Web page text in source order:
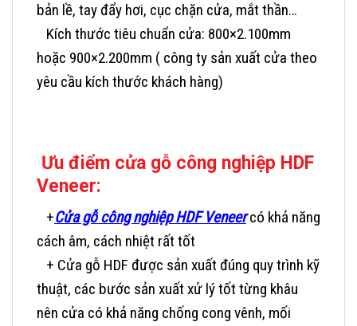
bản lề, tay đẩy hơi, cục chặn cửa, mắt thần…
Kích thước tiêu chuẩn cửa: 800×2.100mm
hoặc 900×2.200mm ( công ty sản xuất cửa theo
yêu cầu kích thước khách hàng)
Ưu điểm cửa gỗ công nghiệp HDF
Veneer:
+Cửa gỗ công nghiệp HDF Veneercó khả năng
cách âm, cách nhiệt rất tốt
+ Cửa gỗ HDF được sản xuất đúng quy trình kỹ
thuật, các bước sản xuất xử lý tốt từng khâu
nên cửa có khả năng chống cong vênh, mối